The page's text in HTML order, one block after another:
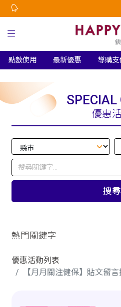
點數使用 最新優惠 導購支
SPECIAL
優惠
搜尋
熱門關鍵字
優惠活動列表
【月月關注健保】貼文留